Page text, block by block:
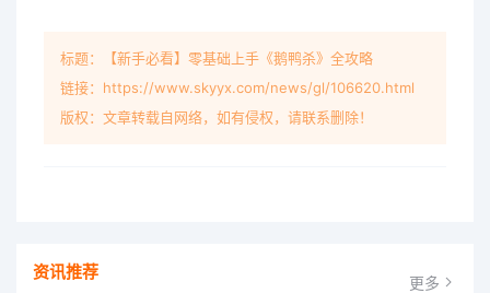
标题：【新手必看】零基础上手《鹅鸭杀》全攻略
链接：https://www.skyyx.com/news/gl/106620.html
版权：文章转载自网络，如有侵权，请联系删除！
资讯推荐 更多